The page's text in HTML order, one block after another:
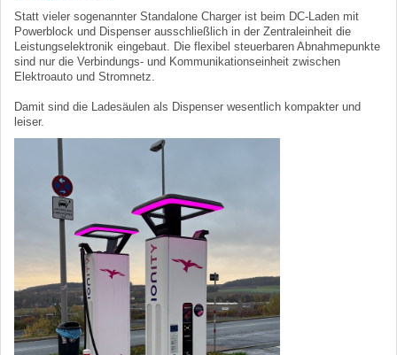
Statt vieler sogenannter Standalone Charger ist beim DC-Laden mit
Powerblock und Dispenser ausschließlich in der Zentraleinheit die
Leistungselektronik eingebaut. Die flexibel steuerbaren Abnahmepunkte
sind nur die Verbindungs- und Kommunikationseinheit zwischen
Elektroauto und Stromnetz.
Damit sind die Ladesäulen als Dispenser wesentlich kompakter und
leiser.